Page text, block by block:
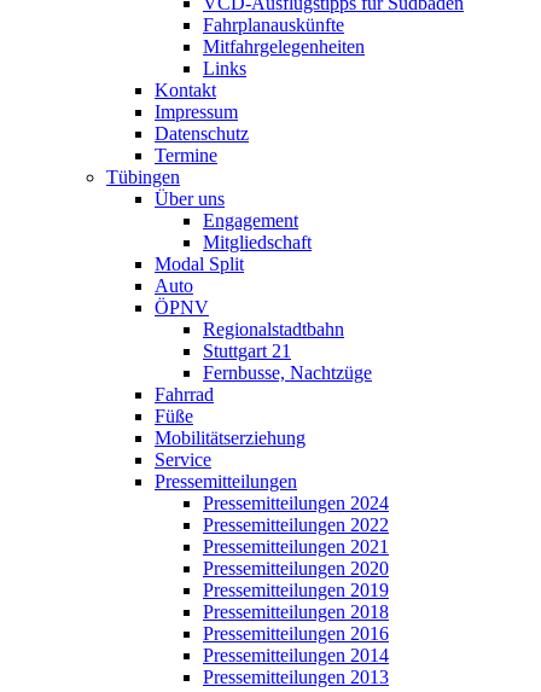
Fahrplanauskünfte
Mitfahrgelegenheiten
Links
Kontakt
Impressum
Datenschutz
Termine
Tübingen
Über uns
Engagement
Mitgliedschaft
Modal Split
Auto
ÖPNV
Regionalstadtbahn
Stuttgart 21
Fernbusse, Nachtzüge
Fahrrad
Füße
Mobilitätserziehung
Service
Pressemitteilungen
Pressemitteilungen 2024
Pressemitteilungen 2022
Pressemitteilungen 2021
Pressemitteilungen 2020
Pressemitteilungen 2019
Pressemitteilungen 2018
Pressemitteilungen 2016
Pressemitteilungen 2014
Pressemitteilungen 2013